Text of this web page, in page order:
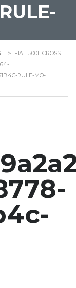
> FIAT 500L CROSS
RULE-MO-